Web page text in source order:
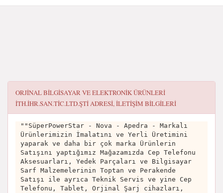
ORJİNAL BİLGİSAYAR VE ELEKTRONİK ÜRÜNLERİ
İTH.İHR.SAN.TİC.LTD.ŞTİADRESI, ILETIŞIM BILGILERI
""SüperPowerStar - Nova - Apedra - Markalı
Ürünlerimizin İmalatını ve Yerli Üretimini
yaparak ve daha bir çok marka Ürünlerin
Satışını yaptığımız Mağazamızda Cep Telefonu
Aksesuarları, Yedek Parçaları ve Bilgisayar
Sarf Malzemelerinin Toptan ve Perakende
Satışı ile ayrıca Teknik Servis ve yine Cep
Telefonu, Tablet, Orjinal Şarj cihazları,